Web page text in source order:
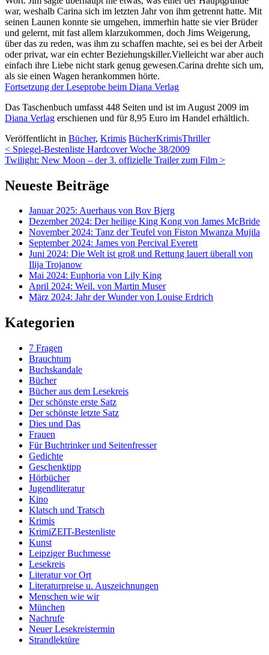
war, weshalb Carina sich im letzten Jahr von ihm getrennt hatte. Mit
seinen Launen konnte sie umgehen, immerhin hatte sie vier Brüder
und gelernt, mit fast allem klarzukommen, doch Jims Weigerung,
über das zu reden, was ihm zu schaffen machte, sei es bei der Arbeit
oder privat, war ein echter Beziehungskiller.Vielleicht war aber auch
einfach ihre Liebe nicht stark genug gewesen.Carina drehte sich um,
als sie einen Wagen herankommen hörte.
Fortsetzung der Leseprobe beim Diana Verlag
Das Taschenbuch umfasst 448 Seiten und ist im August 2009 im
Diana Verlag erschienen und für 8,95 Euro im Handel erhältlich.
Veröffentlicht in Bücher, Krimis BücherKrimisThriller
Beitrags-
Navigation
< Spiegel-Bestenliste Hardcover Woche 38/2009
Twilight: New Moon – der 3. offizielle Trailer zum Film >
Neueste Beiträge
Januar 2025: Auerhaus von Bov Bjerg
Dezember 2024: Der heilige King Kong von James McBride
November 2024: Tanz der Teufel von Fiston Mwanza Mujila
September 2024: James von Percival Everett
Juni 2024: Die Welt ist groß und Rettung lauert überall von
Ilija Trojanow
Mai 2024: Euphoria von Lily King
April 2024: Weil. von Martin Muser
März 2024: Jahr der Wunder von Louise Erdrich
Kategorien
7 Fragen
Brauchtum
Buchskandale
Bücher
Bücher aus dem Lesekreis
Der schönste erste Satz
Der schönste letzte Satz
Dies und Das
Frauen
Für Buchtrinker und Seitenfresser
Gedichte
Geschenktipp
Hörbücher
Jugendliteratur
Kino
Klatsch und Tratsch
Krimis
KrimiZEIT-Bestenliste
Kunst
Leipziger Buchmesse
Lesekreis
Literatur vor Ort
Literaturpreise u. Auszeichnungen
Menschen wie wir
München
Nachrufe
Neuer Lesekreistermin
Strandlektüre